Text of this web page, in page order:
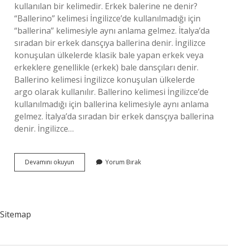
kullanılan bir kelimedir. Erkek balerine ne denir?
“Ballerino” kelimesi İngilizce’de kullanılmadığı için
“ballerina” kelimesiyle aynı anlama gelmez. İtalya’da
sıradan bir erkek dansçıya ballerina denir. İngilizce
konuşulan ülkelerde klasik bale yapan erkek veya
erkeklere genellikle (erkek) bale dansçıları denir.
Ballerino kelimesi İngilizce konuşulan ülkelerde
argo olarak kullanılır. Ballerino kelimesi İngilizce’de
kullanılmadığı için ballerina kelimesiyle aynı anlama
gelmez. İtalya’da sıradan bir erkek dansçıya ballerina
denir. İngilizce…
Devamını okuyun
Ne
Yorum Bırak
Sitemap